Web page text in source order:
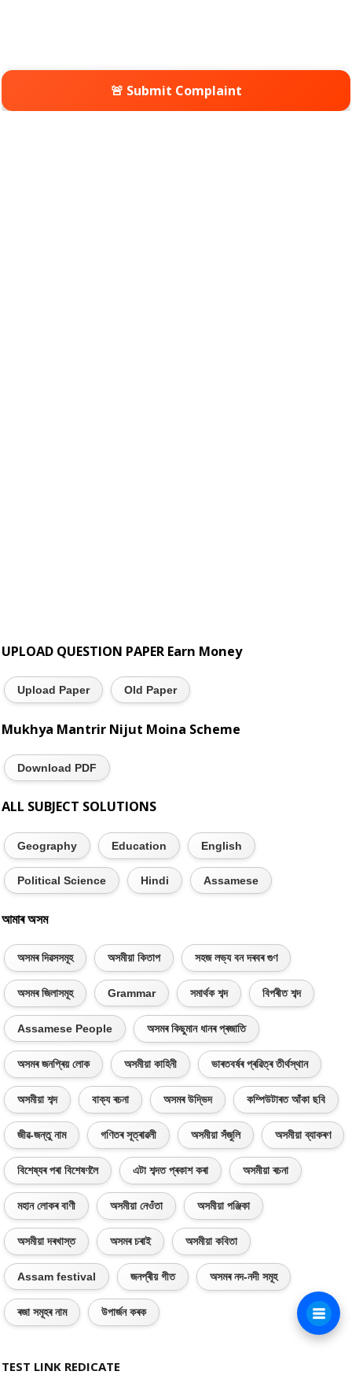
🚨 Submit Complaint
UPLOAD QUESTION PAPER Earn Money
Upload Paper Old Paper
Mukhya Mantrir Nijut Moina Scheme
Download PDF
ALL SUBJECT SOLUTIONS
Geography Education English
Political Science Hindi Assamese
আমাৰ অসম
অসমৰ দিৱসসমূহ অসমীয়া কিতাপ সহজ লভ্য বন দৰবৰ গুণ
অসমৰ জিলাসমূহ Grammar সমাৰ্থক শব্দ বিপৰীত শব্দ
Assamese People অসমৰ কিছুমান ধানৰ প্ৰজাতি
অসমৰ জনপ্ৰিয় লোক অসমীয়া কাহিনী ভাৰতবৰ্ষৰ প্ৰৱিত্ৰ তীৰ্থস্থান
অসমীয়া শব্দ বাক্য ৰচনা অসমৰ উদ্ভিদ কম্পিউটাৰত আঁকা ছবি
জীৱ-জন্তু নাম গণিতৰ সূত্ৰাৱলী অসমীয়া সঁজুলি অসমীয়া ব্যাকৰণ
বিশেষ্যৰ পৰা বিশেষণলৈ এটা শব্দত প্ৰকাশ কৰা অসমীয়া ৰচনা
মহান লোকৰ বাণী অসমীয়া নেওঁতা অসমীয়া পঞ্জিকা
অসমীয়া দৰখাস্ত অসমৰ চৰাই অসমীয়া কবিতা
Assam festival জনপ্ৰীয় গীত অসমৰ নদ-নদী সমূহ
ৰজা সমূহৰ নাম উপাৰ্জন কৰক
TEST LINK REDICATE